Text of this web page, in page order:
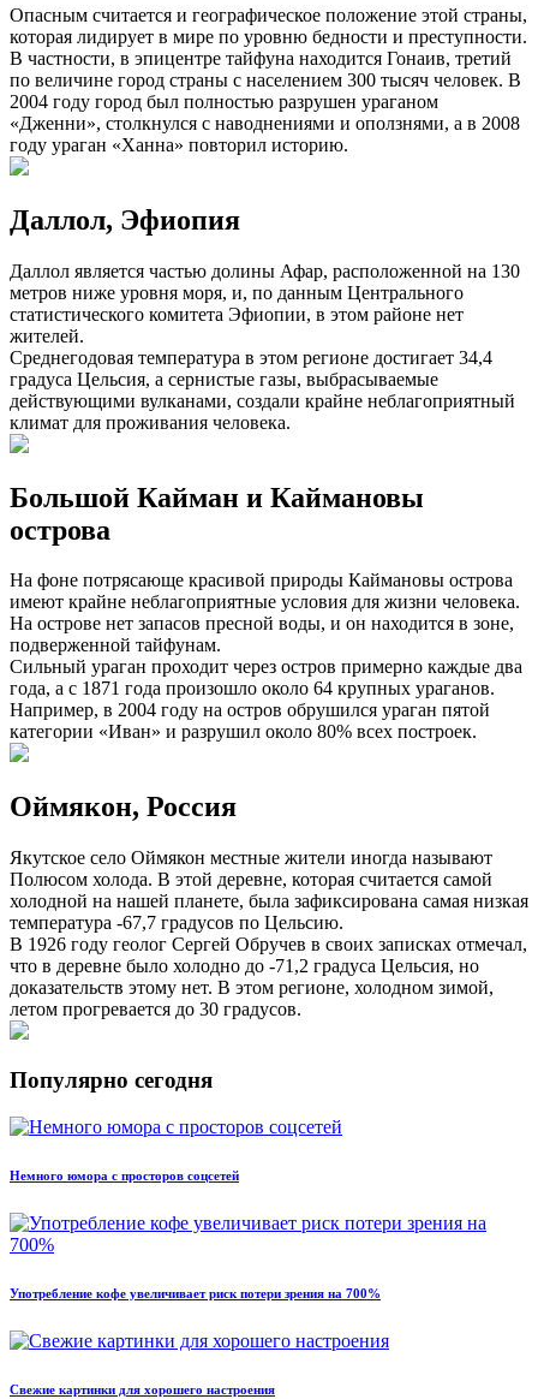
Опасным считается и географическое положение этой страны,
которая лидирует в мире по уровню бедности и преступности.
В частности, в эпицентре тайфуна находится Гонаив, третий
по величине город страны с населением 300 тысяч человек. В
2004 году город был полностью разрушен ураганом
«Дженни», столкнулся с наводнениями и оползнями, а в 2008
году ураган «Ханна» повторил историю.
Даллол, Эфиопия
Даллол является частью долины Афар, расположенной на 130
метров ниже уровня моря, и, по данным Центрального
статистического комитета Эфиопии, в этом районе нет
жителей.
Среднегодовая температура в этом регионе достигает 34,4
градуса Цельсия, а сернистые газы, выбрасываемые
действующими вулканами, создали крайне неблагоприятный
климат для проживания человека.
Большой Кайман и Каймановы
острова
На фоне потрясающе красивой природы Каймановы острова
имеют крайне неблагоприятные условия для жизни человека.
На острове нет запасов пресной воды, и он находится в зоне,
подверженной тайфунам.
Сильный ураган проходит через остров примерно каждые два
года, а с 1871 года произошло около 64 крупных ураганов.
Например, в 2004 году на остров обрушился ураган пятой
категории «Иван» и разрушил около 80% всех построек.
Оймякон, Россия
Якутское село Оймякон местные жители иногда называют
Полюсом холода. В этой деревне, которая считается самой
холодной на нашей планете, была зафиксирована самая низкая
температура -67,7 градусов по Цельсию.
В 1926 году геолог Сергей Обручев в своих записках отмечал,
что в деревне было холодно до -71,2 градуса Цельсия, но
доказательств этому нет. В этом регионе, холодном зимой,
летом прогревается до 30 градусов.
Популярно сегодня
Немного юмора с просторов соцсетей
Употребление кофе увеличивает риск потери зрения на 700%
Свежие картинки для хорошего настроения